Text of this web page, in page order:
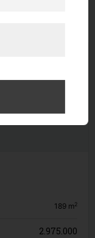
189 m2
2.975.000